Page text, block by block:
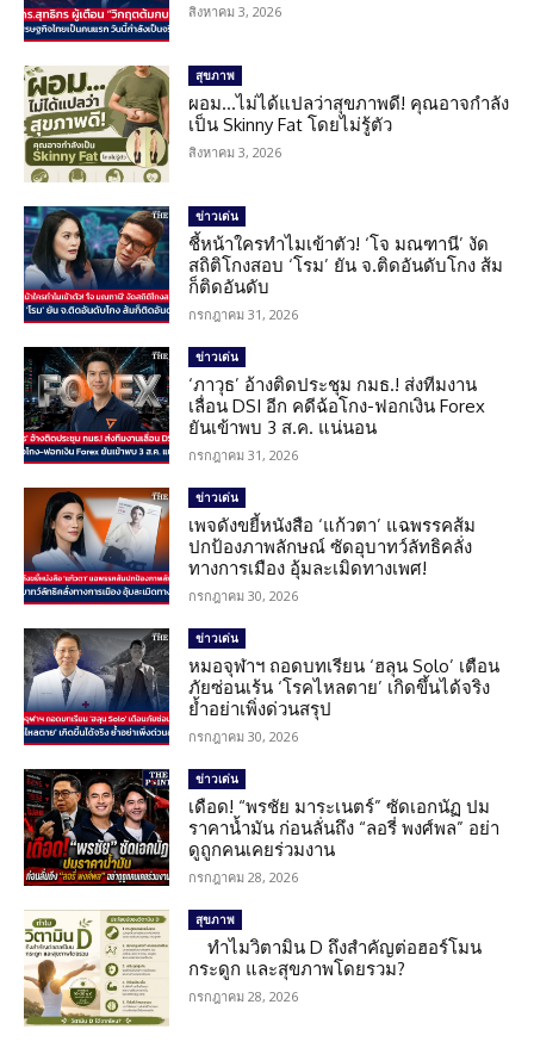
สิงหาคม 3, 2026
สุขภาพ
ผอม…ไม่ได้แปลว่าสุขภาพดี! คุณอาจกำลัง
เป็น Skinny Fat โดยไม่รู้ตัว
สิงหาคม 3, 2026
ข่าวเด่น
ชี้หน้าใครทำไมเข้าตัว! ‘โจ มณฑานี’ งัด
สถิติโกงสอบ ‘โรม’ ยัน จ.ติดอันดับโกง ส้ม
ก็ติดอันดับ
กรกฎาคม 31, 2026
ข่าวเด่น
‘ภาวุธ’ อ้างติดประชุม กมธ.! ส่งทีมงาน
เลื่อน DSI อีก คดีฉ้อโกง-ฟอกเงิน Forex
ยันเข้าพบ 3 ส.ค. แน่นอน
กรกฎาคม 31, 2026
ข่าวเด่น
เพจดังขยี้หนังสือ ‘แก้วตา’ แฉพรรคส้ม
ปกป้องภาพลักษณ์ ซัดอุบาทว์ลัทธิคลั่ง
ทางการเมือง อุ้มละเมิดทางเพศ!
กรกฎาคม 30, 2026
ข่าวเด่น
หมอจุฬาฯ ถอดบทเรียน ‘ฮลุน Solo’ เตือน
ภัยซ่อนเร้น ‘โรคไหลตาย’ เกิดขึ้นได้จริง
ย้ำอย่าเพิ่งด่วนสรุป
กรกฎาคม 30, 2026
ข่าวเด่น
เดือด! “พรชัย มาระเนตร์” ซัดเอกนัฏ ปม
ราคาน้ำมัน ก่อนลั่นถึง “ลอรี่ พงศ์พล” อย่า
ดูถูกคนเคยร่วมงาน
กรกฎาคม 28, 2026
สุขภาพ
ทำไมวิตามิน D ถึงสำคัญต่อฮอร์โมน
กระดูก และสุขภาพโดยรวม?
กรกฎาคม 28, 2026